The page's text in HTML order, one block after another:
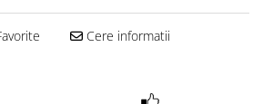
Cere informatii